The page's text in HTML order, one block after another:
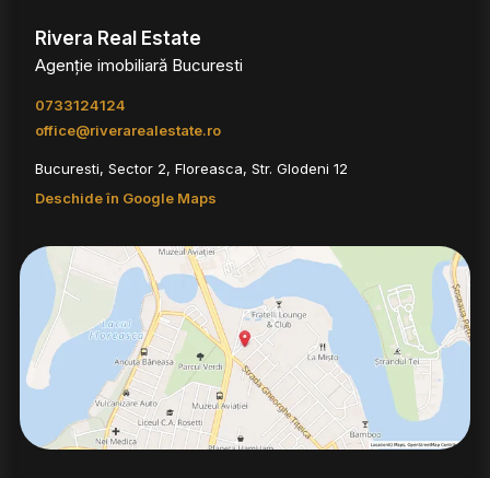
Rivera Real Estate
Agenție imobiliară Bucuresti
0733124124
office@riverarealestate.ro
Bucuresti, Sector 2, Floreasca, Str. Glodeni 12
Deschide în Google Maps